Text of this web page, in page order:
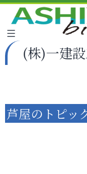
(株)一建
芦屋のトピッ